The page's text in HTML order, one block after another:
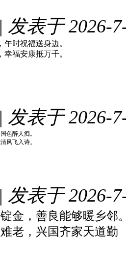
| 发表于 2026-
时祝福送身边。
福安康抵万千。
| 发表于 2026-
色醉人痴。
风飞入诗。
| 发表于 2026-
金，善良能够暖乡邻
老，兴国齐家天道勤